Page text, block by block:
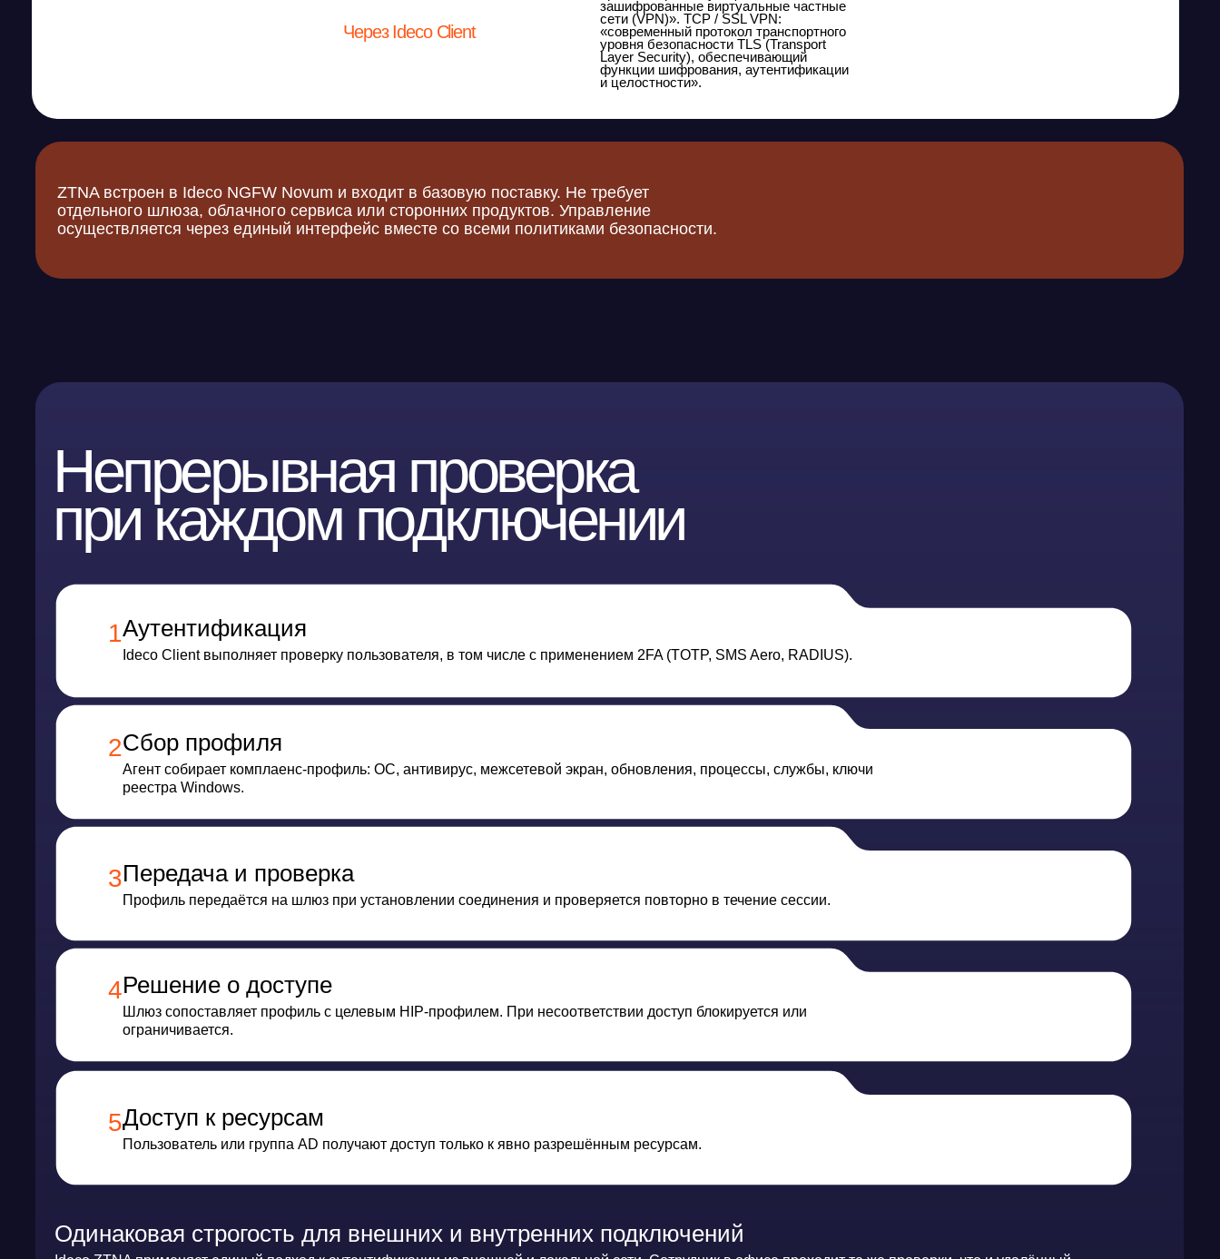
2
Агент собирает комплаенс-профиль: ОС, антивирус, межсетевой экран, обновления, процессы, службы, ключи
реестра Windows.
Решение о доступе
ограничивается.
Доступ к ресурсам
Одинаковая строгость для внешних и внутренних подключений
Ideco ZTNA применяет единый подход к аутентификации из внешней и локальной сети. Сотрудник в офисе проходит те же проверки, что и удалённый
пользователь. Это соответствует принципу Zero Trust: отсутствие доверия по умолчанию даже к «внутренним» хостам.
Интеграция с каталогами: Microsoft Active Directory, ALD Pro, Samba, FreeIPA, Ред АДМ. Политики доступа задаются в разрезе пользователя или группы AD, IP-
адреса источника, временного диапазона и комплаенс-профиля.
Непрерывная проверка
при каждом подключении
Что проверяется
на каждом устройстве